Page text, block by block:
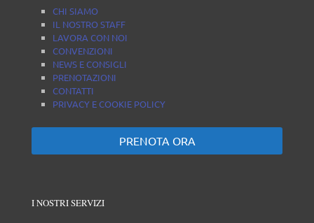
CHI SIAMO
IL NOSTRO STAFF
LAVORA CON NOI
CONVENZIONI
NEWS E CONSIGLI
PRENOTAZIONI
CONTATTI
PRIVACY E COOKIE POLICY
PRENOTA ORA
I NOSTRI SERVIZI